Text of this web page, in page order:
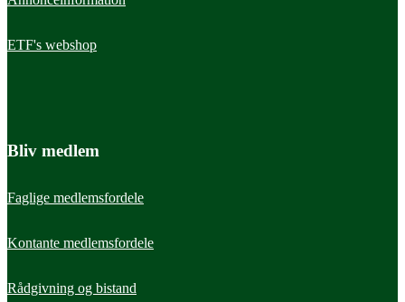
Læs mere
ETF's webshop
Bliv medlem
Faglige medlemsfordele
Kontante medlemsfordele
Rådgivning og bistand